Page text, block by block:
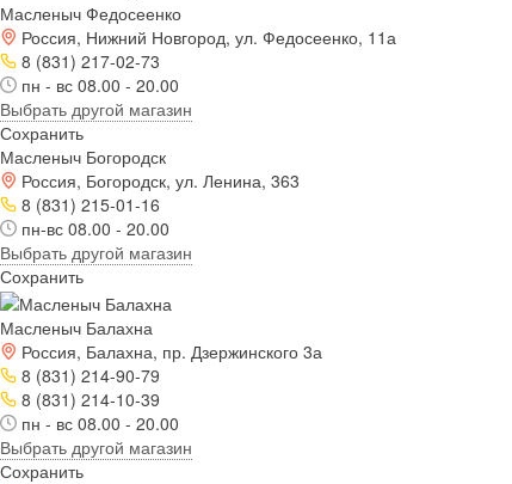
Масленыч Федосеенко
Россия, Нижний Новгород, ул. Федосеенко, 11а
8 (831) 217-02-73
пн - вс 08.00 - 20.00
Выбрать другой магазин
Сохранить
Масленыч Богородск
Россия, Богородск, ул. Ленина, 363
8 (831) 215-01-16
пн-вс 08.00 - 20.00
Выбрать другой магазин
Сохранить
Масленыч Балахна
Россия, Балахна, пр. Дзержинского 3а
8 (831) 214-90-79
8 (831) 214-10-39
пн - вс 08.00 - 20.00
Выбрать другой магазин
Сохранить